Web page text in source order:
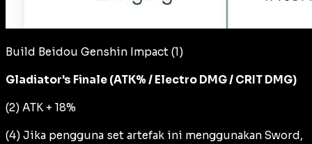
Build Beidou Genshin Impact (1)
Gladiator's Finale (ATK% / Electro DMG / CRIT DMG)
(2) ATK + 18%
(4) Jika pengguna set artefak ini menggunakan Sword,